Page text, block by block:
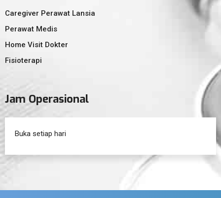
Caregiver Perawat Lansia
Perawat Medis
Home Visit Dokter
Fisioterapi
Jam Operasional
Buka setiap hari